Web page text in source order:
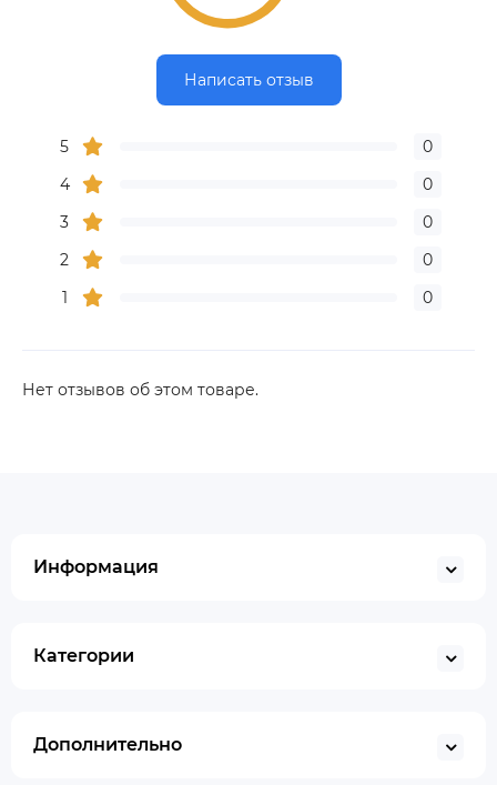
Написать отзыв
5
0
4
0
3
0
2
0
1
0
Нет отзывов об этом товаре.
Информация
Категории
Дополнительно